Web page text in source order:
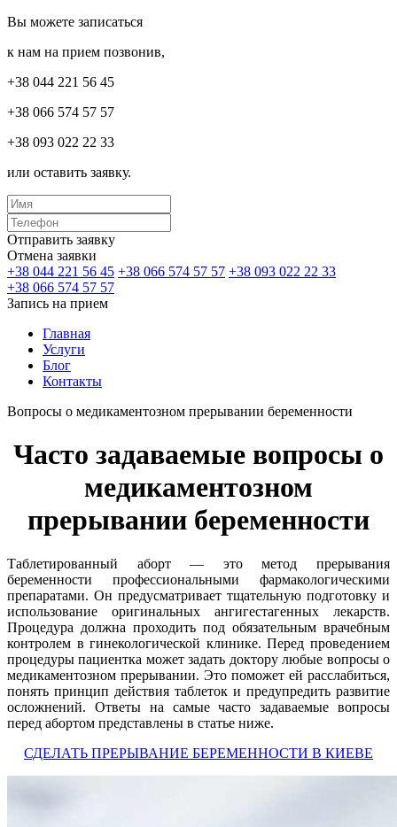
Вы можете записаться
к нам на прием позвонив,
+38 044 221 56 45
+38 066 574 57 57
+38 093 022 22 33
или оставить заявку.
Отправить заявку
Отмена заявки
+38 044 221 56 45 +38 066 574 57 57 +38 093 022 22 33
+38 066 574 57 57
Запись на прием
Главная
Услуги
Блог
Контакты
Вопросы о медикаментозном прерывании беременности
Часто задаваемые вопросы о
медикаментозном
прерывании беременности
Таблетированный аборт — это метод прерывания
беременности профессиональными фармакологическими
препаратами. Он предусматривает тщательную подготовку и
использование оригинальных ангигестагенных лекарств.
Процедура должна проходить под обязательным врачебным
контролем в гинекологической клинике. Перед проведением
процедуры пациентка может задать доктору любые вопросы о
медикаментозном прерывании. Это поможет ей расслабиться,
понять принцип действия таблеток и предупредить развитие
осложнений. Ответы на самые часто задаваемые вопросы
перед абортом представлены в статье ниже.
СДЕЛАТЬ ПРЕРЫВАНИЕ БЕРЕМЕННОСТИ В КИЕВЕ